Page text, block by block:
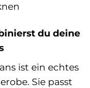
du deine
ist ein echtes
Sie passt